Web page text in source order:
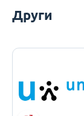
Други